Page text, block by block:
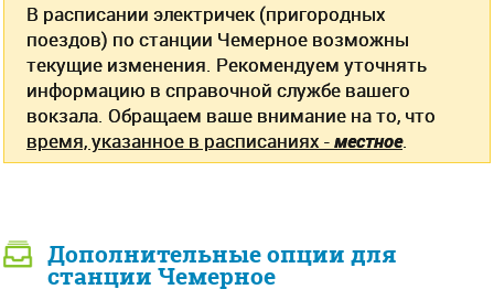
В расписании электричек (пригородных
поездов) по станции Чемерное возможны
текущие изменения. Рекомендуем уточнять
информацию в справочной службе вашего
вокзала. Обращаем ваше внимание на то, что
время, указанное в расписаниях -местное.
Дополнительные опции для
станции Чемерное